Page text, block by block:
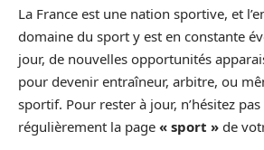
La France est une nation sportive, et
domaine du sport y est en constante
jour, de nouvelles opportunités
pour devenir entraîneur, arbitre, ou
sportif. Pour rester à jour, n’hésitez
régulièrement la page « sport » de